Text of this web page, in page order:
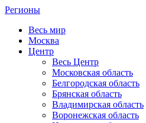
Регионы
Весь мир
Москва
Центр
Весь Центр
Московская область
Белгородская область
Брянская область
Владимирская область
Воронежская область